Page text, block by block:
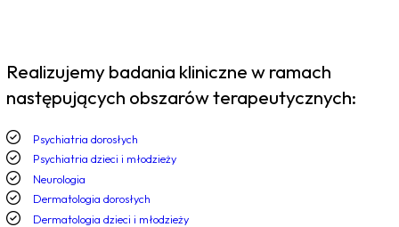
Realizujemy badania kliniczne w ramach
następujących obszarów terapeutycznych:
Psychiatria dorosłych
Psychiatria dzieci i młodzieży
Neurologia
Dermatologia dorosłych
Dermatologia dzieci i młodzieży